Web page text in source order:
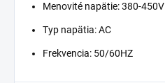
Menovité napätie: 380-450V
Typ napätia: AC
Frekvencia: 50/60HZ